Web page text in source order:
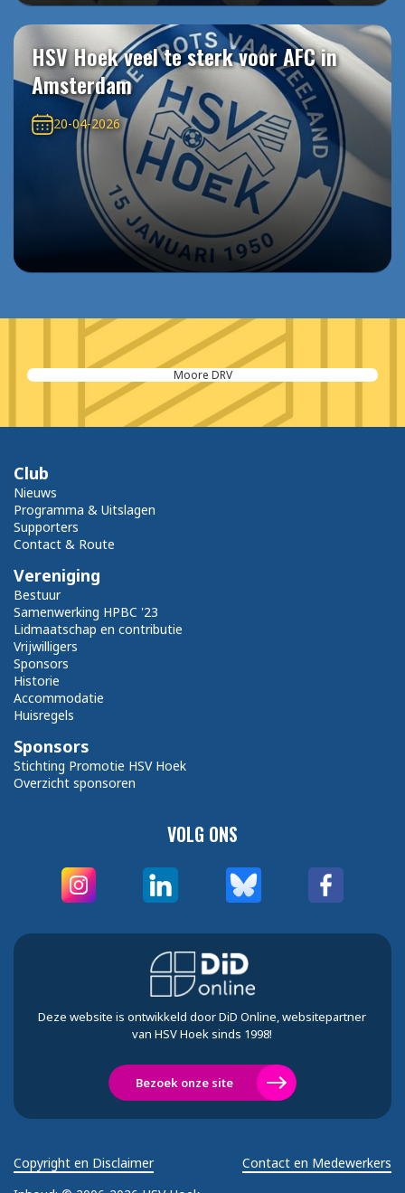
HSV Hoek veel te sterk voor AFC in
Amsterdam
20-04-2026
Moore DRV
VOLG ONS
Club
Nieuws
Programma & Uitslagen
Supporters
Contact & Route
Vereniging
Bestuur
Samenwerking HPBC '23
Lidmaatschap en contributie
Vrijwilligers
Sponsors
Historie
Accommodatie
Huisregels
Sponsors
Stichting Promotie HSV Hoek
Overzicht sponsoren
Deze website is ontwikkeld door DiD Online, websitepartner
van HSV Hoek sinds 1998!
Bezoek onze site
Copyright en Disclaimer Contact en Medewerkers